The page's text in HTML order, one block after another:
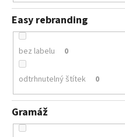
Easy rebranding
bez labelu 0
odtrhnutelný štítek 0
Gramáž